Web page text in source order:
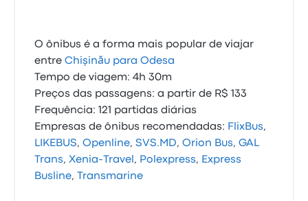
O ônibus é a forma mais popular de viajar
entreChişinău para Odesa
Tempo de viagem: 4h 30m
Preços das passagens: a partir de R$ 133
Frequência: 121 partidas diárias
Empresas de ônibus recomendadas: FlixBus,
LIKEBUS,Openline,SVS.MD,Orion Bus,GAL
Trans,Xenia-Travel , Polexpress, Express
Busline, Transmarine